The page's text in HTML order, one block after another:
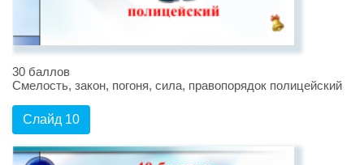
30 баллов
Смелость, закон, погоня, сила, правопорядок полицейский
Слайд 10